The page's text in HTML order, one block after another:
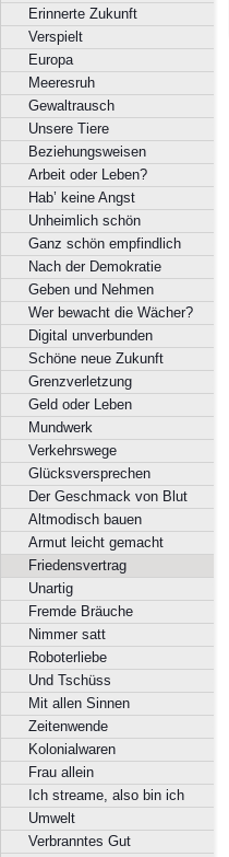
Erinnerte Zukunft
Verspielt
Europa
Meeresruh
Gewaltrausch
Unsere Tiere
Beziehungsweisen
Arbeit oder Leben?
Hab’ keine Angst
Unheimlich schön
Ganz schön empfindlich
Nach der Demokratie
Geben und Nehmen
Wer bewacht die Wächer?
Digital unverbunden
Schöne neue Zukunft
Grenzverletzung
Geld oder Leben
Mundwerk
Verkehrswege
Glücksversprechen
Der Geschmack von Blut
Altmodisch bauen
Armut leicht gemacht
Friedensvertrag
Unartig
Fremde Bräuche
Nimmer satt
Roboterliebe
Und Tschüss
Mit allen Sinnen
Zeitenwende
Kolonialwaren
Frau allein
Ich streame, also bin ich
Umwelt
Verbranntes Gut